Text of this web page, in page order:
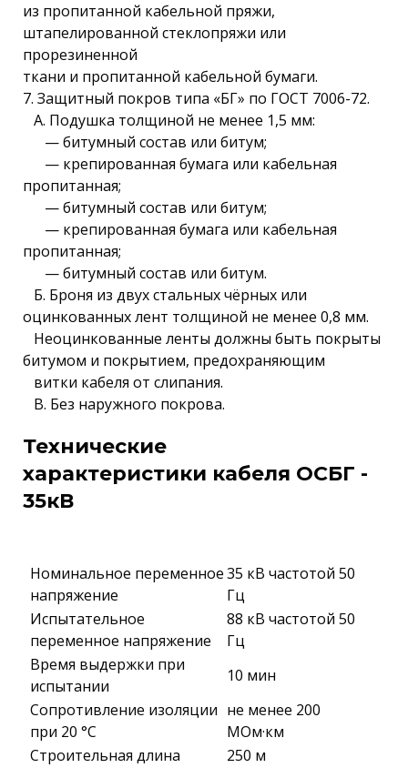
из пропитанной кабельной пряжи,
штапелированной стеклопряжи или
прорезиненной
ткани и пропитанной кабельной бумаги.
7. Защитный покров типа «БГ» по ГОСТ 7006-72.
А. Подушка толщиной не менее 1,5 мм:
— битумный состав или битум;
— крепированная бумага или кабельная
пропитанная;
— битумный состав или битум;
— крепированная бумага или кабельная
пропитанная;
— битумный состав или битум.
Б. Броня из двух стальных чёрных или
оцинкованных лент толщиной не менее 0,8 мм.
Неоцинкованные ленты должны быть покрыты
битумом и покрытием, предохраняющим
витки кабеля от слипания.
В. Без наружного покрова.
Технические
характеристики кабеля ОСБГ -
35кВ
Номинальное переменное
напряжение
35 кВ частотой 50
Гц
Испытательное
переменное напряжение
88 кВ частотой 50
Гц
Время выдержки при
испытании
10 мин
Сопротивление изоляции
при 20 °С
не менее 200
МОм·км
Строительная длина
250 м